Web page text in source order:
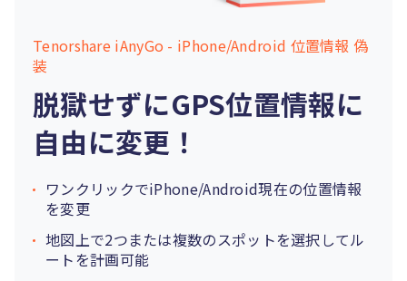
Tenorshare iAnyGo - iPhone/Android 位置情報 偽
装
脱獄せずにGPS位置情報に
自由に変更！
ワンクリックでiPhone/Android現在の位置情報
を変更
地図上で2つまたは複数のスポットを選択してル
ートを計画可能